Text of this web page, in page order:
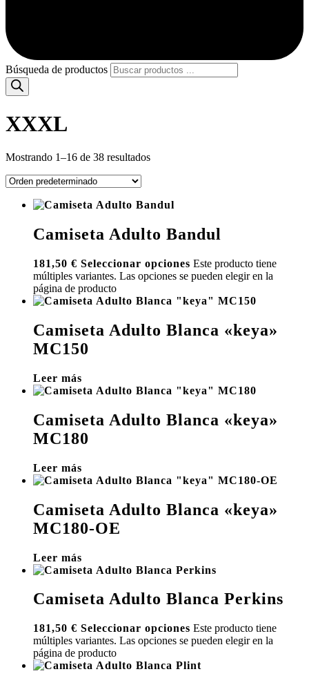
Búsqueda de productos
XXXL
Mostrando 1–16 de 38 resultados
Camiseta Adulto Bandul
181,50 € Seleccionar opciones Este producto tiene
múltiples variantes. Las opciones se pueden elegir en la
página de producto
Camiseta Adulto Blanca «keya»
MC150
Leer más
Camiseta Adulto Blanca «keya»
MC180
Leer más
Camiseta Adulto Blanca «keya»
MC180-OE
Leer más
Camiseta Adulto Blanca Perkins
181,50 € Seleccionar opciones Este producto tiene
múltiples variantes. Las opciones se pueden elegir en la
página de producto